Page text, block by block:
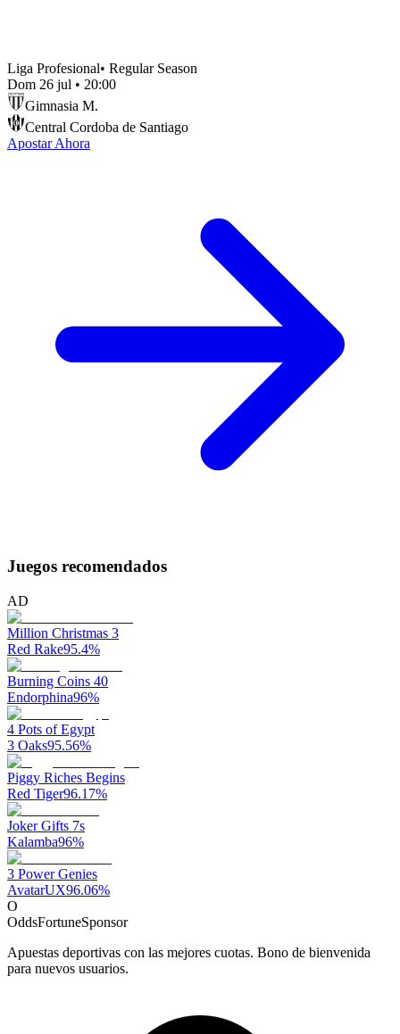
Liga Profesional• Regular Season
Dom 26 jul • 20:00
Gimnasia M.
Central Cordoba de Santiago
Apostar Ahora
Juegos recomendados
AD
Million Christmas 3
Red Rake95.4%
Burning Coins 40
Endorphina96%
4 Pots of Egypt
3 Oaks95.56%
Piggy Riches Begins
Red Tiger96.17%
Joker Gifts 7s
Kalamba96%
3 Power Genies
AvatarUX96.06%
O
OddsFortuneSponsor
Apuestas deportivas con las mejores cuotas. Bono de bienvenida
para nuevos usuarios.